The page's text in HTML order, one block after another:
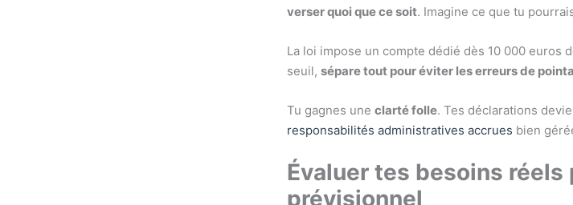
verser quoi que ce soit. Imagine ce que tu
La loi impose un compte dédié dès 10 000 euros
seuil, sépare tout pour éviter les erreurs de
Tu gagnes une clarté folle. Tes déclarations
responsabilités administratives accrues bien
Évaluer tes besoins
prévisionnel